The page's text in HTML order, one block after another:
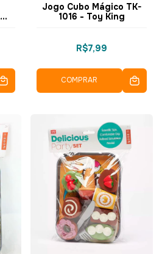
Jogo Cubo Mágico TK-
1016 - Toy King
R$7,99
COMPRAR